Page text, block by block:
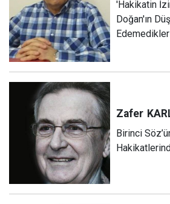
'Hakikatin
Doğan'ın
Zafer
Birinci